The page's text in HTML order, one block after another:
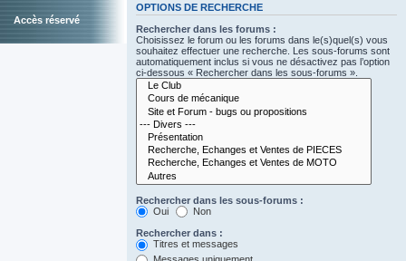
Accès réservé
OPTIONS DE RECHERCHE
Rechercher dans les forums :
Choisissez le forum ou les forums dans le(s)quel(s) vous
souhaitez effectuer une recherche. Les sous-forums sont
automatiquement inclus si vous ne désactivez pas l’option
ci-dessous « Rechercher dans les sous-forums ».
Rechercher dans les sous-forums :
Oui
Non
Rechercher dans :
Titres et messages